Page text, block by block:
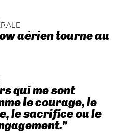
aérien tourne au
qui me sont
le courage, le
le sacrifice ou le